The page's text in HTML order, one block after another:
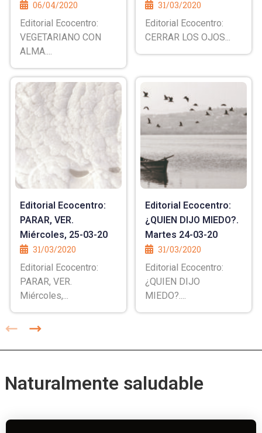
06/04/2020
Editorial Ecocentro:
VEGETARIANO CON
ALMA....
31/03/2020
Editorial Ecocentro:
CERRAR LOS OJOS...
Editorial Ecocentro:
PARAR, VER.
Miércoles, 25-03-20
31/03/2020
Editorial Ecocentro:
PARAR, VER.
Miércoles,...
Editorial Ecocentro:
¿QUIEN DIJO MIEDO?.
Martes 24-03-20
31/03/2020
Editorial Ecocentro:
¿QUIEN DIJO
MIEDO?....
Naturalmente saludable